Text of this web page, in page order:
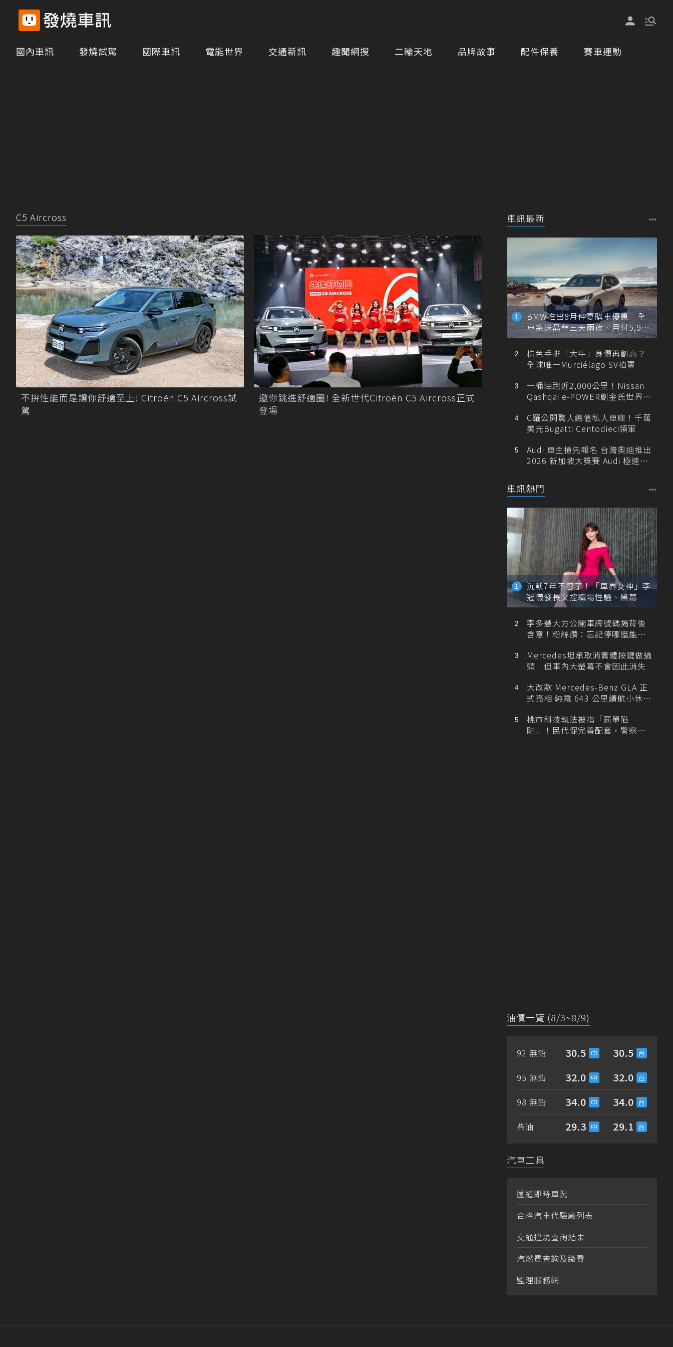
國內車訊 發燒試駕 國際車訊 電能世界 交通新訊 趣聞網搜 二輪天地 品牌故事 配件保養 賽車運動
C5 Aircross
不拚性能而是讓你舒適至上! Citroën C5 Aircross試
駕
邀你跳進舒適圈! 全新世代Citroën C5 Aircross正式
登場
車訊最新
BMW推出8月仲夏購車優惠 全
車系送晶華三天兩夜、月付5,900
元起
棕色手排「大牛」身價再創高？
全球唯一Murciélago SV拍賣
一桶油跑近2,000公里！Nissan
Qashqai e-POWER創金氏世界紀
C羅公開驚人總值私人車庫！千萬
美元Bugatti Centodieci領軍
Audi 車主搶先報名 台灣奧迪推出
2026 新加坡大獎賽 Audi 極速之
車訊熱門
沉默7年不忍了！「車界女神」李
冠儀發長文控職場性騷、黑幕
李多慧大方公開車牌號碼揭背後
含意！粉絲讚：忘記停哪還能幫
Mercedes坦承取消實體按鍵做過
頭 但車內大螢幕不會因此消失
大改款 Mercedes-Benz GLA 正
式亮相 純電 643 公里續航小休
桃市科技執法被指「罰單陷
阱」！民代促完善配套，警察局
油價一覽 (8/3~8/9)
92 無鉛 30.5 30.5
95 無鉛 32.0 32.0
98 無鉛 34.0 34.0
柴油 29.3 29.1
汽車工具
國道即時車況
合格汽車代驗廠列表
交通違規查詢結果
汽燃費查詢及繳費
監理服務網